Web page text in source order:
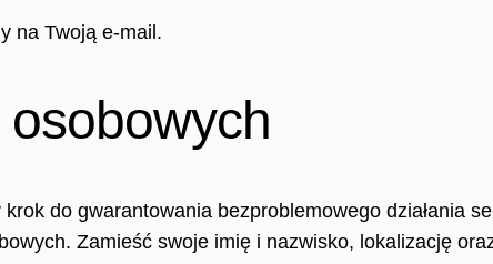
na Twoją e-mail.
osobowych
do gwarantowania bezproblemowego działania
Zamieść swoje imię i nazwisko, lokalizację